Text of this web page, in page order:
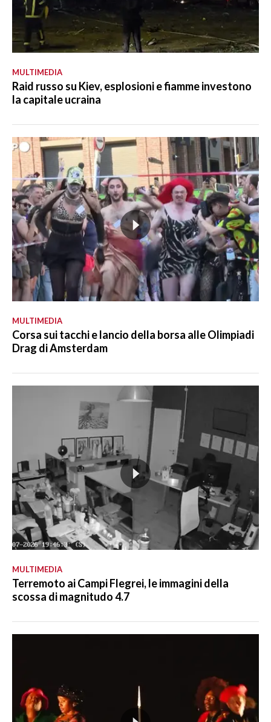
MULTIMEDIA
Raid russo su Kiev, esplosioni e fiamme investono
la capitale ucraina
MULTIMEDIA
Corsa sui tacchi e lancio della borsa alle Olimpiadi
Drag di Amsterdam
MULTIMEDIA
Terremoto ai Campi Flegrei, le immagini della
scossa di magnitudo 4.7